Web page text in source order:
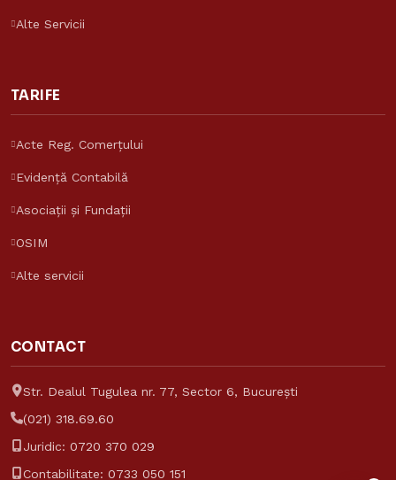
Alte Servicii
TARIFE
Acte Reg. Comerțului
Evidență Contabilă
Asociații și Fundații
OSIM
Alte servicii
CONTACT
Str. Dealul Tugulea nr. 77, Sector 6, București
(021) 318.69.60
Juridic: 0720 370 029
Contabilitate: 0733 050 151
Asistent Reinvent
Răspunde despre tarife și servicii